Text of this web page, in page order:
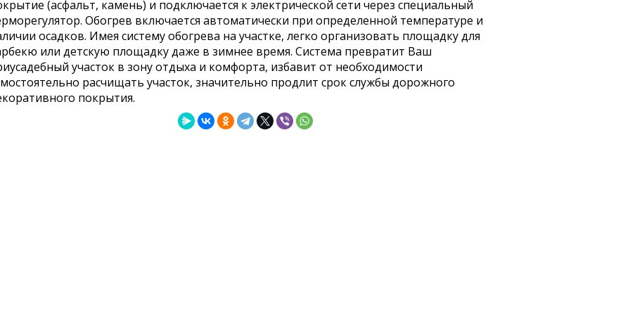
(асфальт, камень) и подключается к электрической сети через специальный
Обогрев включается автоматически при определенной температуре и
осадков. Имея систему обогрева на участке, легко организовать площадку для
или детскую площадку даже в зимнее время. Система превратит Ваш
участок в зону отдыха и комфорта, избавит от необходимости
расчищать участок, значительно продлит срок службы дорожного
покрытия.